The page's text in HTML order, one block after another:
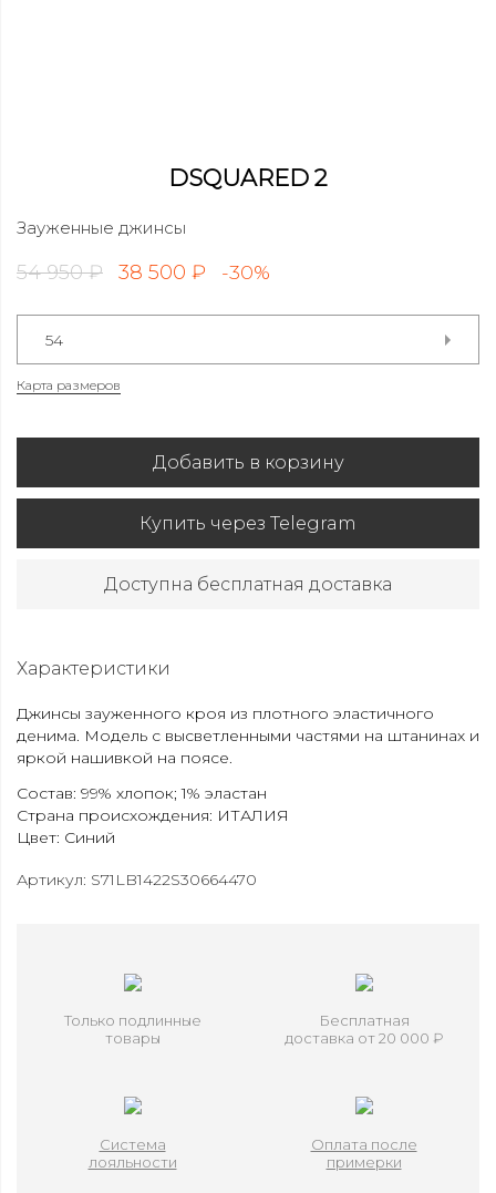
DSQUARED 2
Зауженные джинсы
54 950 ₽ 38 500 ₽ -30%
54
Карта размеров
Добавить в корзину
Купить через Telegram
Доступна бесплатная доставка
Характеристики
Джинсы зауженного кроя из плотного эластичного
денима. Модель с высветленными частями на штанинах и
яркой нашивкой на поясе.
Состав: 99% хлопок; 1% эластан
Страна происхождения: ИТАЛИЯ
Цвет: Синий
Артикул: S71LB1422S30664470
Только подлинные
товары
Бесплатная
доставка от 20 000 ₽
Система
лояльности
Оплата после
примерки